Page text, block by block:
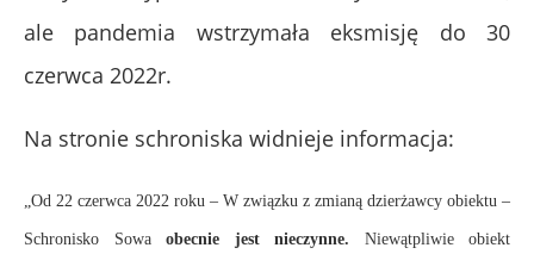
ale pandemia wstrzymała eksmisję do 30
czerwca 2022r.
Na stronie schroniska widnieje informacja:
„Od 22 czerwca 2022 roku – W związku z zmianą dzierżawcy obiektu –
Schronisko Sowa obecnie jest nieczynne. Niewątpliwie obiekt